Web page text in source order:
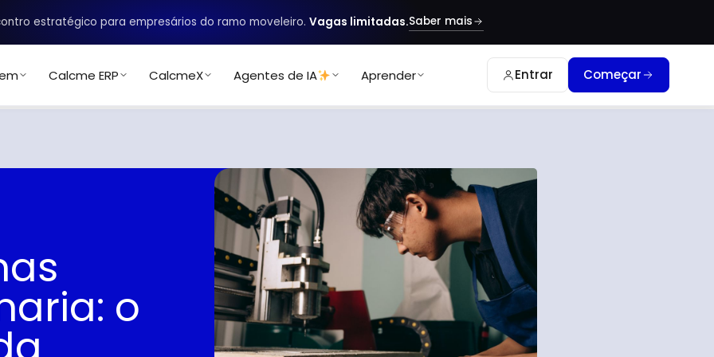
estratégico para empresários do ramo moveleiro. Vagas limitadas.Saber mais
Calcme ERP CalcmeX Agentes de IA Aprender Entrar Começar
o